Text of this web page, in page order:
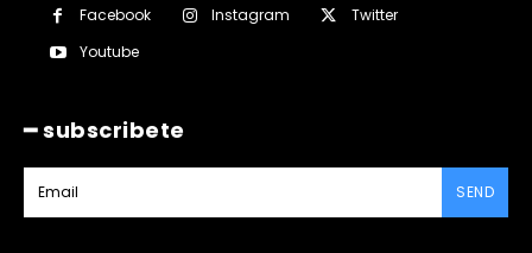
Facebook Instagram
Twitter
Youtube
━ subscribete
SEND